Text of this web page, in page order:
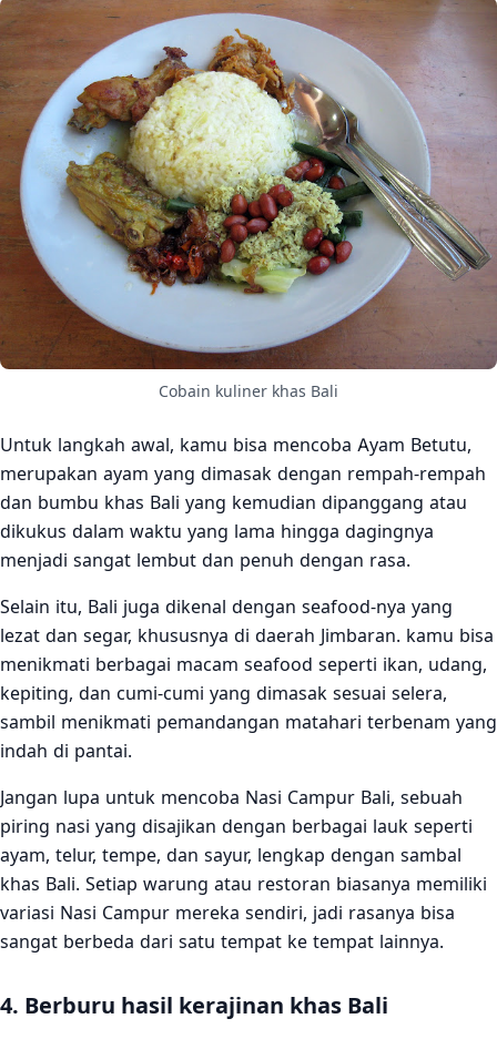
Cobain kuliner khas Bali
Untuk langkah awal, kamu bisa mencoba Ayam Betutu,
merupakan ayam yang dimasak dengan rempah-rempah
dan bumbu khas Bali yang kemudian dipanggang atau
dikukus dalam waktu yang lama hingga dagingnya
menjadi sangat lembut dan penuh dengan rasa.
Selain itu, Bali juga dikenal dengan seafood-nya yang
lezat dan segar, khususnya di daerah Jimbaran. kamu bisa
menikmati berbagai macam seafood seperti ikan, udang,
kepiting, dan cumi-cumi yang dimasak sesuai selera,
sambil menikmati pemandangan matahari terbenam yang
indah di pantai.
Jangan lupa untuk mencoba Nasi Campur Bali, sebuah
piring nasi yang disajikan dengan berbagai lauk seperti
ayam, telur, tempe, dan sayur, lengkap dengan sambal
khas Bali. Setiap warung atau restoran biasanya memiliki
variasi Nasi Campur mereka sendiri, jadi rasanya bisa
sangat berbeda dari satu tempat ke tempat lainnya.
4. Berburu hasil kerajinan khas Bali